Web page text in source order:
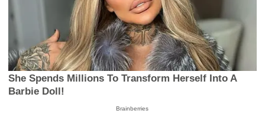
She Spends Millions To Transform Herself Into A
Barbie Doll!
Brainberries